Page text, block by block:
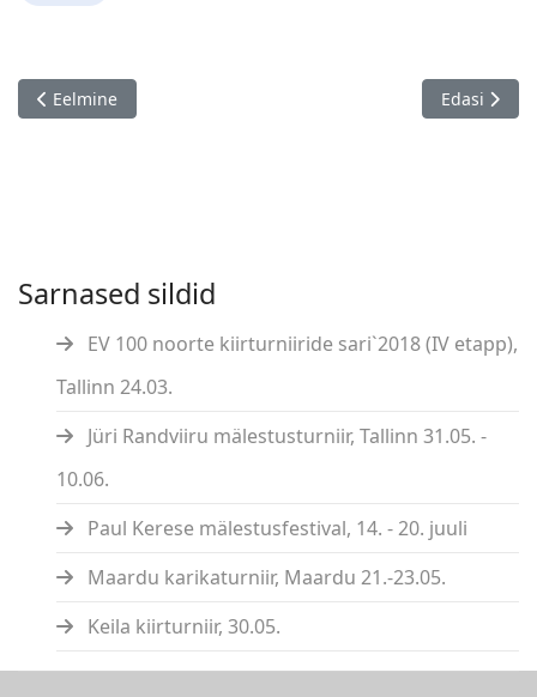
Eelmine artikkel: SK Maletäht lahtised MV kiirmales 2022 /
Eelmine Järgmine
Edasi
Sarnased sildid
EV 100 noorte kiirturniiride sari`2018 (IV etapp),
Tallinn 24.03.
Jüri Randviiru mälestusturniir, Tallinn 31.05. -
10.06.
Paul Kerese mälestusfestival, 14. - 20. juuli
Maardu karikaturniir, Maardu 21.-23.05.
Keila kiirturniir, 30.05.